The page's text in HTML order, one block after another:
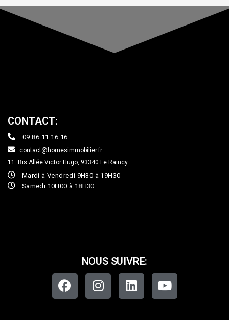
CONTACT:
09 86 11 16 16
contact@homesimmobilier.fr
11 Bis Allée Victor Hugo, 93340 Le Raincy
Mardi à Vendredi 9H30 à 19H30
Samedi 10H00 à 18H30
NOUS SUIVRE: